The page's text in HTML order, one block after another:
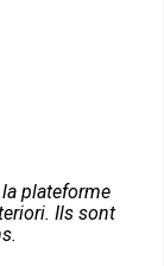
plateforme
Ils sont